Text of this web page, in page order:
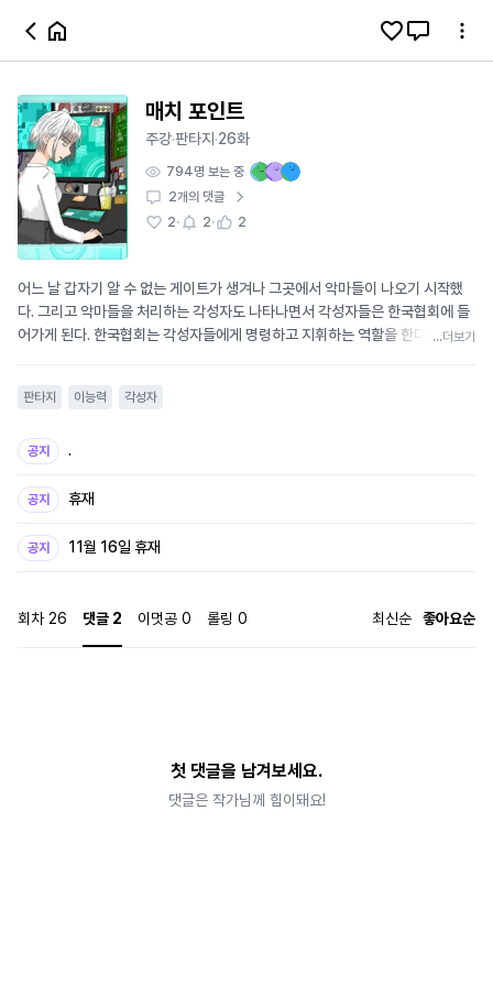
매치 포인트
주강·판타지 ·26화
794명 보는 중
2개의 댓글
2· 2· 2
어느 날 갑자기 알 수 없는 게이트가 생겨나 그곳에서 악마들이 나오기 시작했
다. 그리고 악마들을 처리하는 각성자도 나타나면서 각성자들은 한국협회에 들
어가게 된다. 한국협회는 각성자들에게 명령하고 지휘하는 역할을 한다. 하지만
...더보기
판타지 이능력 각성자
공지 .
공지 휴재
공지 11월 16일 휴재
회차 26 댓글 2 이멋공 0 롤링 0 최신순 좋아요순
첫 댓글을 남겨보세요.
댓글은 작가님께 힘이돼요!